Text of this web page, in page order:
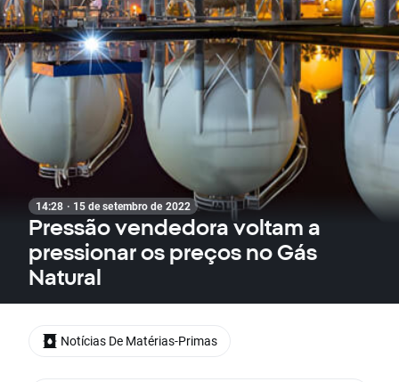
14:28 · 15 de setembro de 2022
Pressão vendedora voltam a
pressionar os preços no Gás
Natural
Notícias De Matérias-Primas